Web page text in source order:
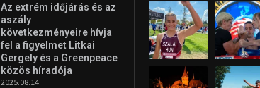
Az extrém időjárás és az
aszály
következményeire hívja
fel a figyelmet Litkai
Gergely és a Greenpeace
közös híradója
2025.08.14.